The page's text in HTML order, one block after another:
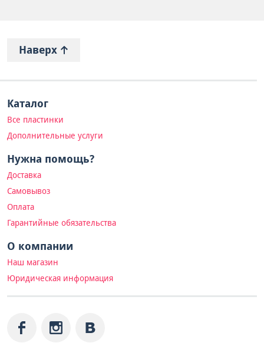
Наверх
Каталог
Все пластинки
Дополнительные услуги
Нужна помощь?
Доставка
Самовывоз
Оплата
Гарантийные обязательства
О компании
Наш магазин
Юридическая информация